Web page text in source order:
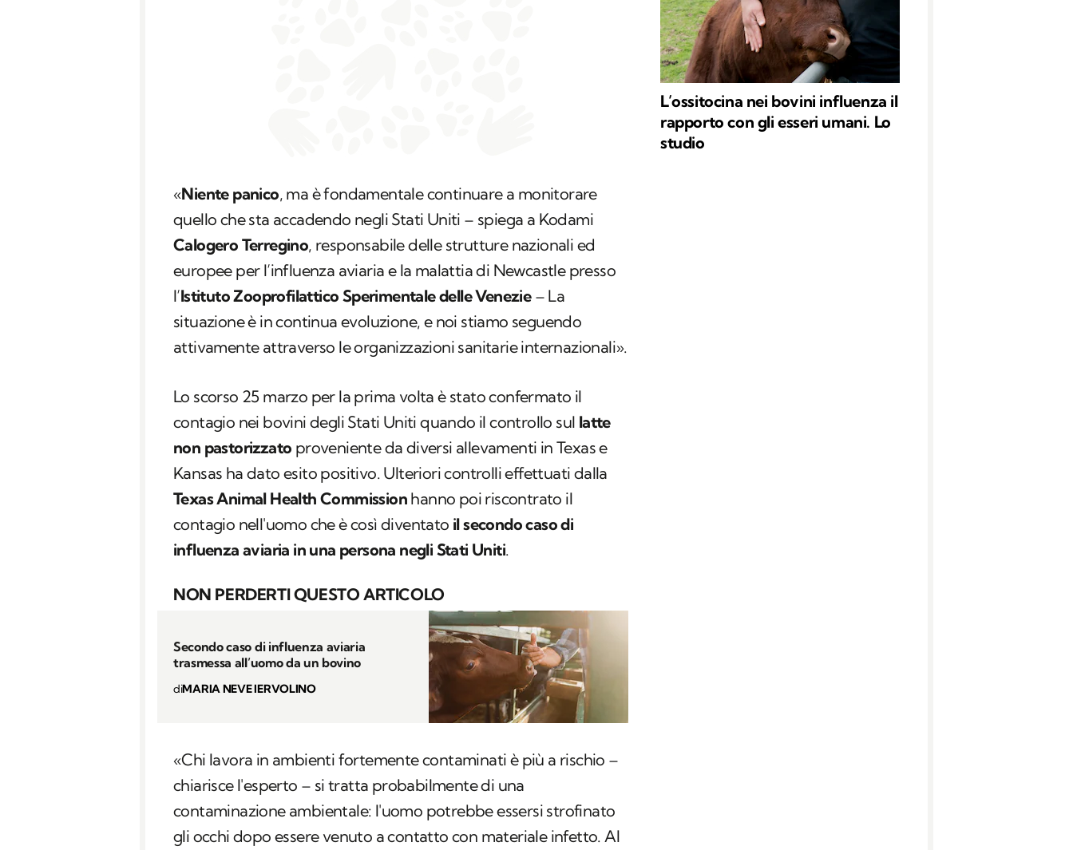
«Niente panico, ma è fondamentale continuare a monitorare
quello che sta accadendo negli Stati Uniti – spiega a Kodami
Calogero Terregino, responsabile delle strutture nazionali ed
europee per l’influenza aviaria e la malattia di Newcastle presso
l’Istituto Zooprofilattico Sperimentale delle Venezie– La
situazione è in continua evoluzione, e noi stiamo seguendo
attivamente attraverso le organizzazioni sanitarie internazionali».
Lo scorso 25 marzo per la prima volta è stato confermato il
contagio nei bovini degli Stati Uniti quando il controllo sul latte
non pastorizzato proveniente da diversi allevamenti in Texas e
Kansas ha dato esito positivo. Ulteriori controlli effettuati dalla
Texas Animal Health Commission hanno poi riscontrato il
contagio nell'uomo che è così diventato il secondo caso di
influenza aviaria in una persona negli Stati Uniti.
NON PERDERTI QUESTO ARTICOLO
Secondo caso di influenza aviaria
trasmessa all’uomo da un bovino
diMARIA NEVE IERVOLINO
«Chi lavora in ambienti fortemente contaminati è più a rischio –
chiarisce l'esperto – si tratta probabilmente di una
contaminazione ambientale: l'uomo potrebbe essersi strofinato
gli occhi dopo essere venuto a contatto con materiale infetto. Al
L’ossitocina nei bovini influenza il
rapporto con gli esseri umani. Lo
studio